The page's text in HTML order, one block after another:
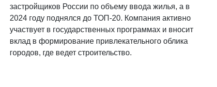
застройщиков России по объему ввода жилья, а в
2024 году поднялся до ТОП-20. Компания активно
участвует в государственных программах и вносит
вклад в формирование привлекательного облика
городов, где ведет строительство.